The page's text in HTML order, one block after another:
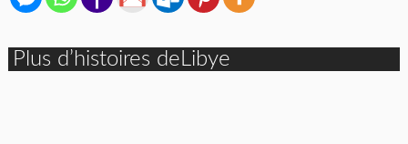
Plus d’histoires deLibye